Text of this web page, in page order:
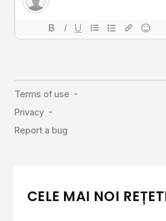
CELE MAI NOI